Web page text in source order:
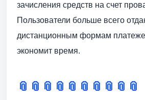
зачисления средств на счет
Пользователи больше всего
дистанционным формам
экономит время.
📎 📎 📎 📎 📎 📎 📎 📎 📎 📎